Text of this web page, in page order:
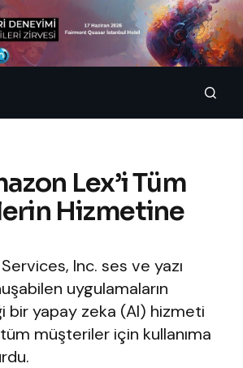
Lex’i Tüm
Hizmetine
Inc. ses ve yazı
uygulamaların
bir yapay zeka (AI) hizmeti
müşteriler için kullanıma